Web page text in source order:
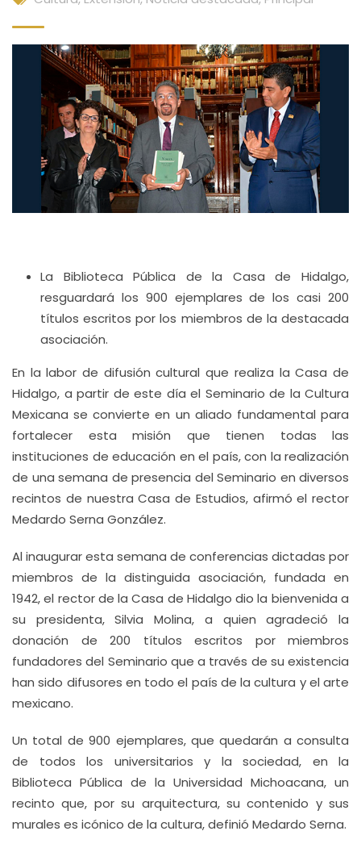
La Biblioteca Pública de la Casa de Hidalgo,
resguardará los 900 ejemplares de los casi 200
títulos escritos por los miembros de la destacada
asociación.
En la labor de difusión cultural que realiza la Casa de
Hidalgo, a partir de este día el Seminario de la Cultura
Mexicana se convierte en un aliado fundamental para
fortalecer esta misión que tienen todas las
instituciones de educación en el país, con la realización
de una semana de presencia del Seminario en diversos
recintos de nuestra Casa de Estudios, afirmó el rector
Medardo Serna González.
Al inaugurar esta semana de conferencias dictadas por
miembros de la distinguida asociación, fundada en
1942, el rector de la Casa de Hidalgo dio la bienvenida a
su presidenta, Silvia Molina, a quien agradeció la
donación de 200 títulos escritos por miembros
fundadores del Seminario que a través de su existencia
han sido difusores en todo el país de la cultura y el arte
mexicano.
Un total de 900 ejemplares, que quedarán a consulta
de todos los universitarios y la sociedad, en la
Biblioteca Pública de la Universidad Michoacana, un
recinto que, por su arquitectura, su contenido y sus
murales es icónico de la cultura, definió Medardo Serna.